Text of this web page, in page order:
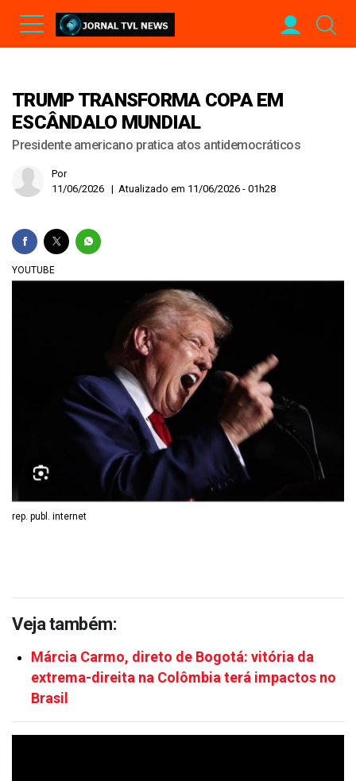
TRUMP TRANSFORMA COPA EM
ESCÂNDALO MUNDIAL
Presidente americano pratica atos antidemocráticos
Por
11/06/2026 | Atualizado em 11/06/2026 - 01h28
YOUTUBE
rep. publ. internet
Veja também:
Márcia Carmo, direto de Bogotá: vitória da
extrema-direita na Colômbia terá impactos no
Brasil